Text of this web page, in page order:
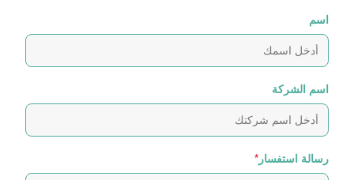
اسم
اسم الشركة
رسالة استفسار *